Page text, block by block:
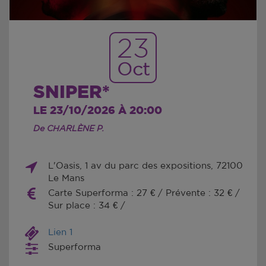
23
Oct
SNIPER*
LE 23/10/2026 À 20:00
De CHARLÈNE P.
L'Oasis, 1 av du parc des expositions, 72100
Le Mans
Carte Superforma : 27 € / Prévente : 32 € /
Sur place : 34 € /
Lien 1
Superforma